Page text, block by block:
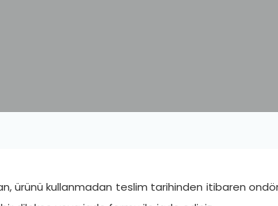
kullanmadan teslim tarihinden itibaren